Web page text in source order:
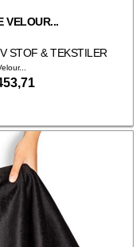
VELOUR...
STOF & TEKSTILER
kr.453,71
vare
vælges
på
varesiden